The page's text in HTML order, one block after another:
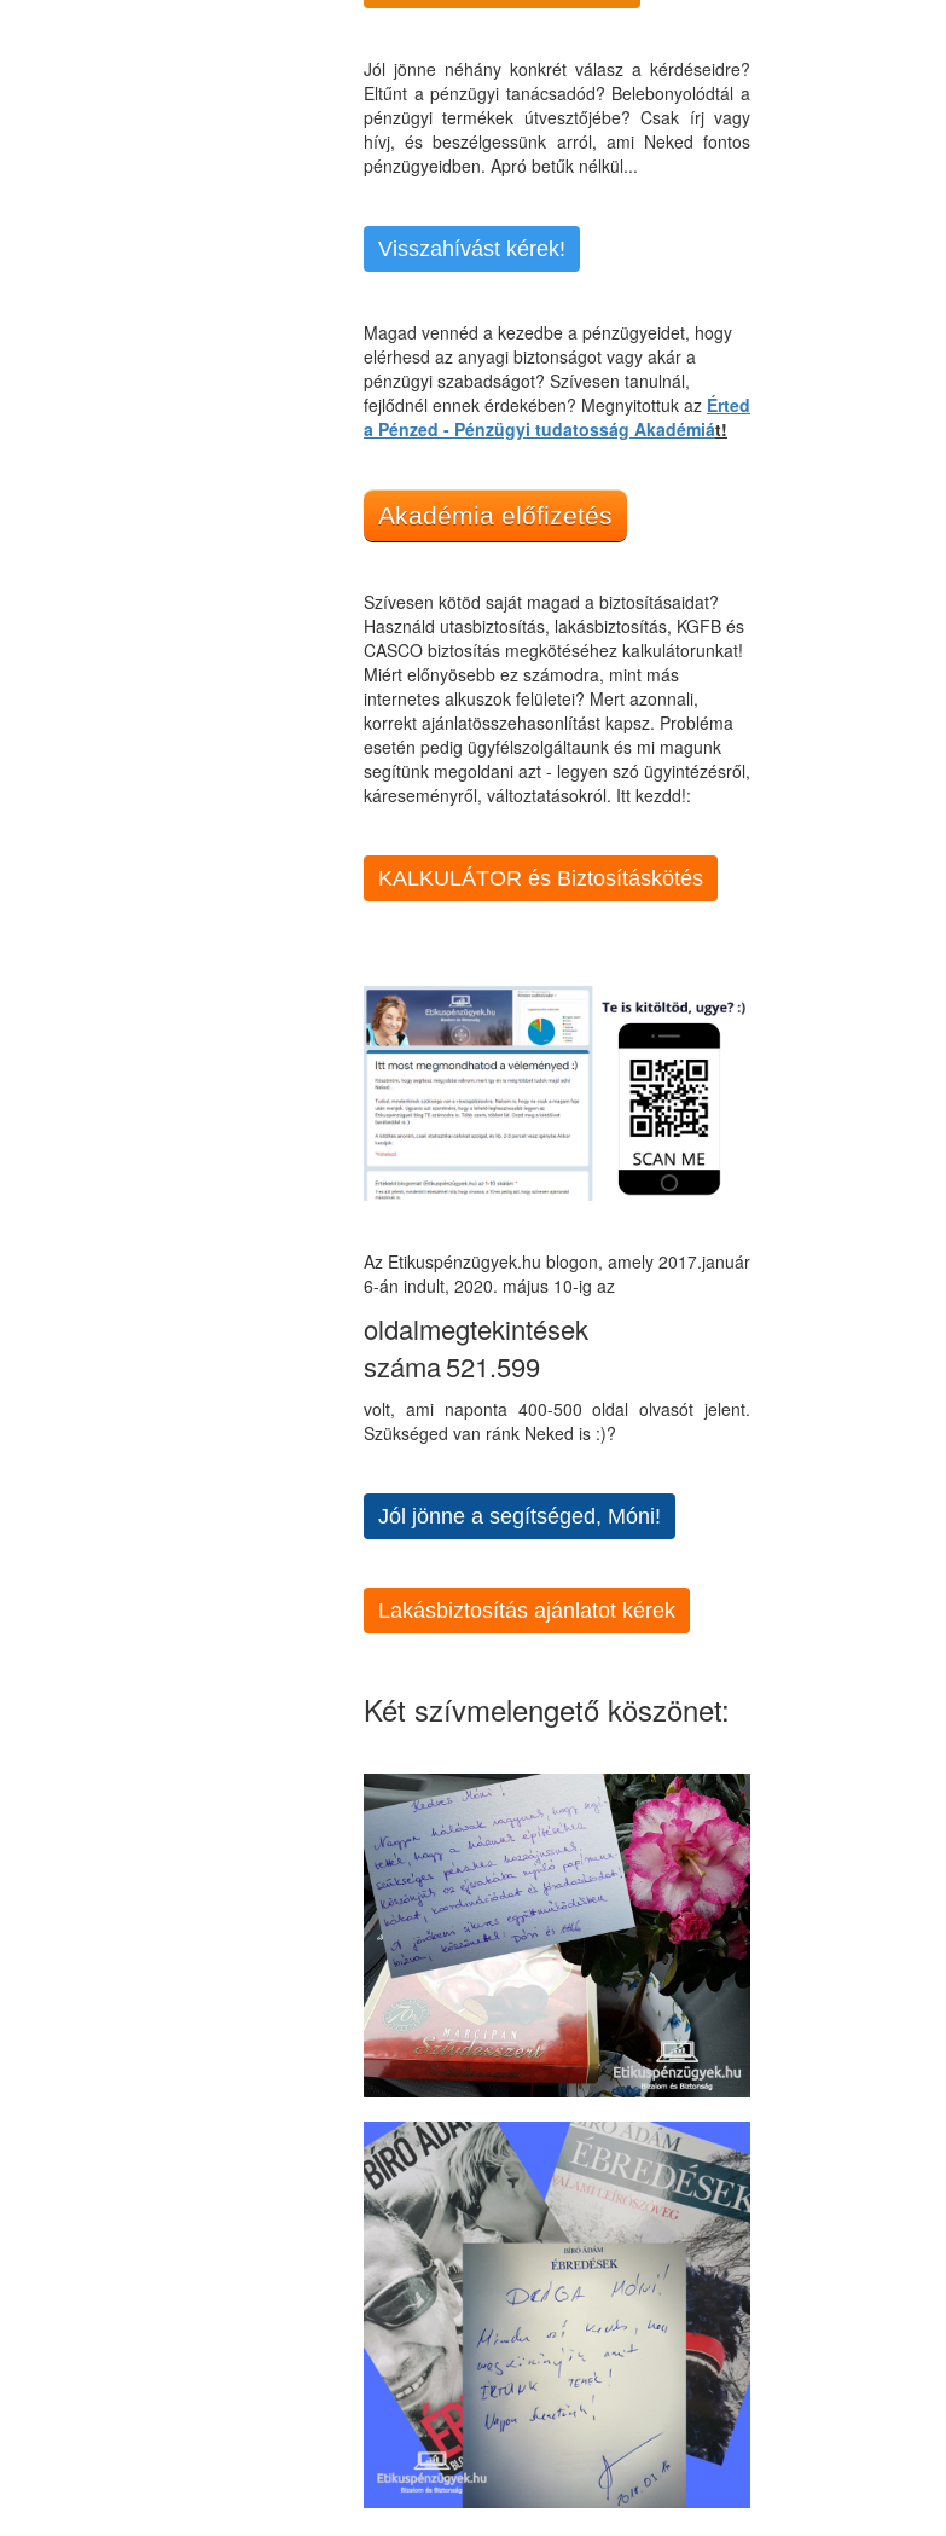
Jól jönne néhány konkrét válasz a kérdéseidre?
Eltűnt a pénzügyi tanácsadód? Belebonyolódtál a
pénzügyi termékek útvesztőjébe? Csak írj vagy
hívj, és beszélgessünk arról, ami Neked fontos
pénzügyeidben. Apró betűk nélkül...
Visszahívást kérek!
Magad vennéd a kezedbe a pénzügyeidet, hogy
elérhesd az anyagi biztonságot vagy akár a
pénzügyi szabadságot? Szívesen tanulnál,
fejlődnél ennek érdekében? Megnyitottuk az Érted
a Pénzed - Pénzügyi tudatosság Akadémiát!
Akadémia előfizetés
Szívesen kötöd saját magad a biztosításaidat?
Használd utasbiztosítás, lakásbiztosítás, KGFB és
CASCO biztosítás megkötéséhez kalkulátorunkat!
Miért előnyösebb ez számodra, mint más
internetes alkuszok felületei? Mert azonnali,
korrekt ajánlatösszehasonlítást kapsz. Probléma
esetén pedig ügyfélszolgáltaunk és mi magunk
segítünk megoldani azt - legyen szó ügyintézésről,
káreseményről, változtatásokról. Itt kezdd!:
KALKULÁTOR és Biztosításkötés
Az Etikuspénzügyek.hu blogon, amely 2017.január
6-án indult, 2020. május 10-ig az
oldalmegtekintések
száma521.599
volt, ami naponta 400-500 oldal olvasót jelent.
Szükséged van ránk Neked is :)?
Jól jönne a segítséged, Móni!
Lakásbiztosítás ajánlatot kérek
Két szívmelengető köszönet: